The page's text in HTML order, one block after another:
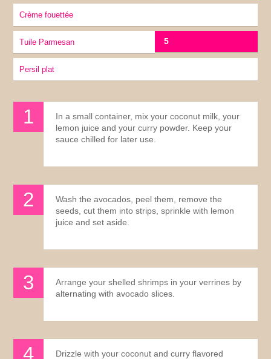
Crème fouettée
Tuile Parmesan 5
Persil plat
In a small container, mix your coconut milk, your
lemon juice and your curry powder. Keep your
sauce chilled for later use.
Wash the avocados, peel them, remove the
seeds, cut them into strips, sprinkle with lemon
juice and set aside.
Arrange your shelled shrimps in your verrines by
alternating with avocado slices.
Drizzle with your coconut and curry flavored